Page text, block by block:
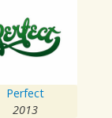
Perfect
2013